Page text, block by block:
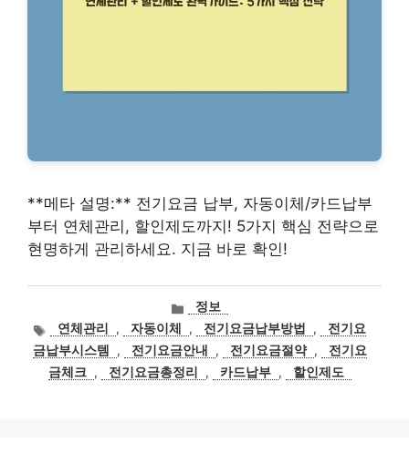
**메타 설명:** 전기요금 납부, 자동이체/카드납부
부터 연체관리, 할인제도까지! 5가지 핵심 전략으로
현명하게 관리하세요. 지금 바로 확인!
카
고
리
정보
태
그
연체관리 , 자동이체 , 전기요금납부방법 ,
전기요
금납부시스템
, 전기요금안내 , 전기요금절약 ,
전기요
금체크 , 전기요금총정리 , 카드납부 , 할인제도